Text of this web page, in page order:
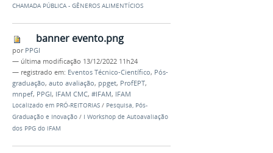
CHAMADA PÚBLICA - GÊNEROS ALIMENTÍCIOS
banner evento.png
por PPGI
— última modificação 13/12/2022 11h24
— registrado em: Eventos Técnico-Científico, Pós-
graduação, auto avaliação, ppget, ProfEPT,
mnpef, PPGI, IFAM CMC, #IFAM, IFAM
Localizado em PRÓ-REITORIAS / Pesquisa, Pós-
Graduação e Inovação / I Workshop de Autoavaliação
dos PPG do IFAM